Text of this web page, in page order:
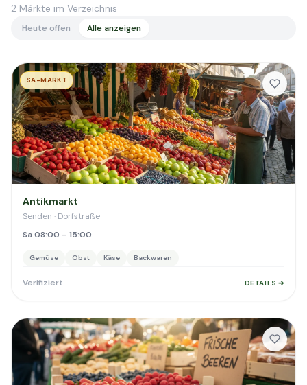
2 Märkte im Verzeichnis
Heute offen Alle anzeigen
SA-MARKT
Antikmarkt
Senden · Dorfstraße
Sa 08:00 – 15:00
Gemüse Obst Käse Backwaren
Verifiziert DETAILS ➔